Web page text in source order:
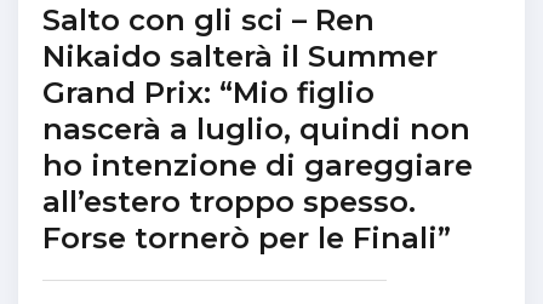
Salto con gli sci – Ren
Nikaido salterà il Summer
Grand Prix: “Mio figlio
nascerà a luglio, quindi non
ho intenzione di gareggiare
all’estero troppo spesso.
Forse tornerò per le Finali”